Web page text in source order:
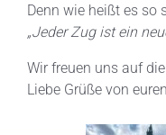
Denn wie heißt es so
„Jeder Zug ist ein
Wir freuen uns auf
Liebe Grüße von